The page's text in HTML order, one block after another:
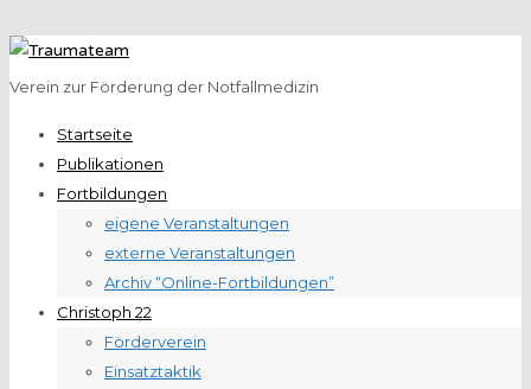
Verein zur Förderung der Notfallmedizin
Startseite
Publikationen
Fortbildungen
eigene Veranstaltungen
externe Veranstaltungen
Archiv “Online-Fortbildungen”
Christoph 22
Förderverein
Einsatztaktik